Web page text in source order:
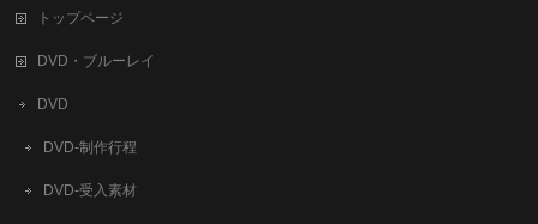
トップページ
DVD・ブルーレイ
DVD
DVD-制作行程
DVD-受入素材